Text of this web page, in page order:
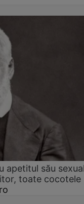
apetitul său
toate cocotele